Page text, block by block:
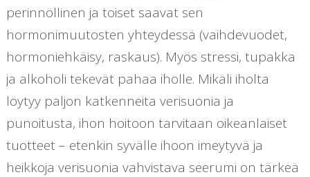
perinnöllinen ja toiset saavat sen
hormonimuutosten yhteydessä (vaihdevuodet,
hormoniehkäisy, raskaus). Myös stressi, tupakka
ja alkoholi tekevät pahaa iholle. Mikäli iholta
löytyy paljon katkenneita verisuonia ja
punoitusta, ihon hoitoon tarvitaan oikeanlaiset
tuotteet – etenkin syvälle ihoon imeytyvä ja
heikkoja verisuonia vahvistava seerumi on tärkeä